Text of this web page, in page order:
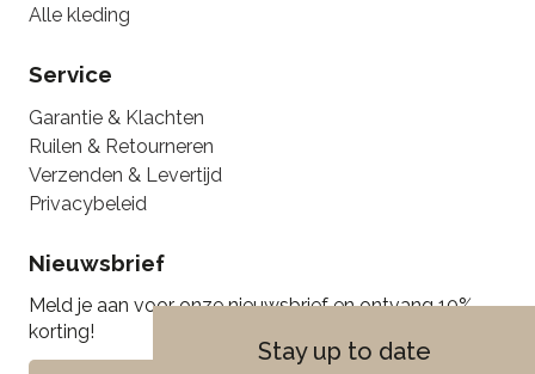
Stay up to date
Alle kleding
Service
Garantie & Klachten
Ruilen & Retourneren
Verzenden & Levertijd
Privacybeleid
Nieuwsbrief
Meld je aan voor onze nieuwsbrief en ontvang 10%
korting!